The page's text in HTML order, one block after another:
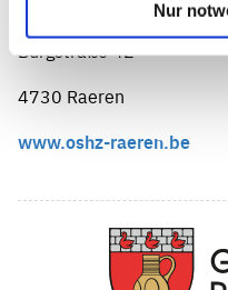
Nur
Burgstraße 42
4730 Raeren
www.oshz-raeren.be